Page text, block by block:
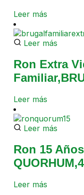
Leer más
Leer más
Ron Extra
Leer más
Leer más
Ron 15 Años
Leer más